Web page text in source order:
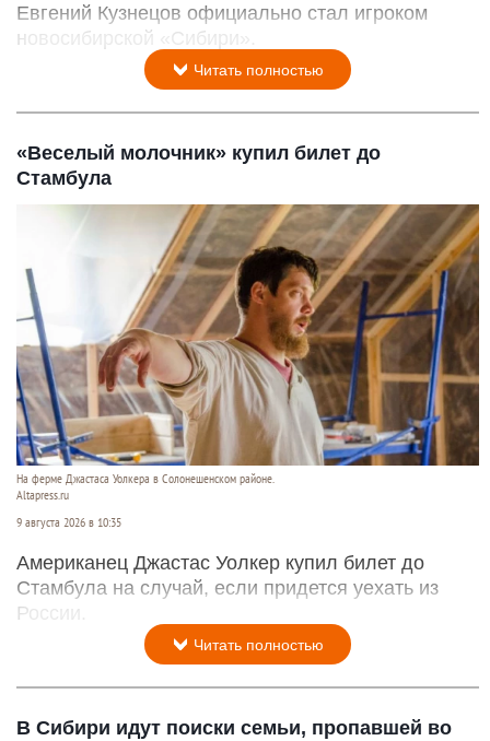
Евгений Кузнецов официально стал игроком
новосибирской «Сибири».
Читать полностью
«Веселый молочник» купил билет до
Стамбула
На ферме Джастаса Уолкера в Солонешенском районе.
Altapress.ru
9 августа 2026 в 10:35
Американец Джастас Уолкер купил билет до
Стамбула на случай, если придется уехать из
России.
Читать полностью
В Сибири идут поиски семьи, пропавшей во